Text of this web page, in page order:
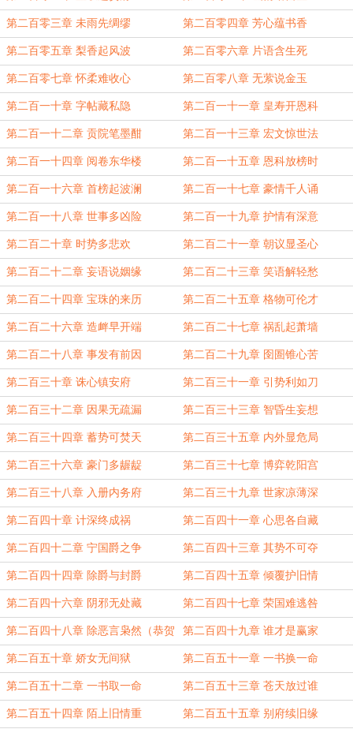
第二百零三章 未雨先绸缪 第二百零四章 芳心蕴书香
第二百零五章 梨香起风波 第二百零六章 片语含生死
第二百零七章 怀柔难收心 第二百零八章 无萦说金玉
第二百一十章 字帖藏私隐 第二百一十一章 皇寿开恩科
第二百一十二章 贡院笔墨酣 第二百一十三章 宏文惊世法
第二百一十四章 阅卷东华楼 第二百一十五章 恩科放榜时
第二百一十六章 首榜起波澜 第二百一十七章 豪情千人诵
第二百一十八章 世事多凶险 第二百一十九章 护情有深意
第二百二十章 时势多悲欢 第二百二十一章 朝议显圣心
第二百二十二章 妄语说姻缘 第二百二十三章 笑语解轻愁
第二百二十四章 宝珠的来历 第二百二十五章 格物可伦才
第二百二十六章 造衅早开端 第二百二十七章 祸乱起萧墙
第二百二十八章 事发有前因 第二百二十九章 囹圄锥心苦
第二百三十章 诛心镇安府 第二百三十一章 引势利如刀
第二百三十二章 因果无疏漏 第二百三十三章 智昏生妄想
第二百三十四章 蓄势可焚天 第二百三十五章 内外显危局
第二百三十六章 豪门多龌龊 第二百三十七章 博弈乾阳宫
第二百三十八章 入册内务府 第二百三十九章 世家凉薄深
第二百四十章 计深终成祸 第二百四十一章 心思各自藏
第二百四十二章 宁国爵之争 第二百四十三章 其势不可夺
第二百四十四章 除爵与封爵 第二百四十五章 倾覆护旧情
第二百四十六章 阴邪无处藏 第二百四十七章 荣国难逃咎
第二百四十八章 除恶言枭然（恭贺
新春）
第二百四十九章 谁才是赢家
第二百五十章 娇女无间狱 第二百五十一章 一书换一命
第二百五十二章 一书取一命 第二百五十三章 苍天放过谁
第二百五十四章 陌上旧情重 第二百五十五章 别府续旧缘